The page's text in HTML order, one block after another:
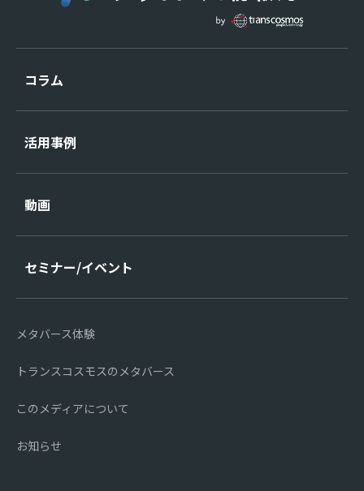
コラム
活用事例
動画
セミナー/イベント
メタバース体験
トランスコスモスのメタバース
このメディアについて
お知らせ